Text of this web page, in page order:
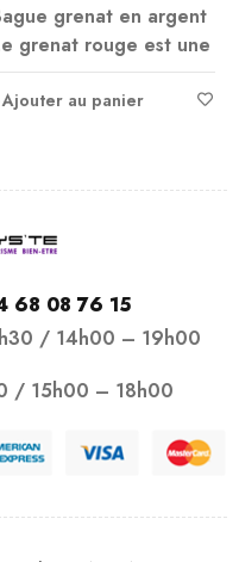
grenat en argent
grenat rouge est une
Ajouter au panier
68 08 76 15
/ 14h00 – 19h00
/ 15h00 – 18h00